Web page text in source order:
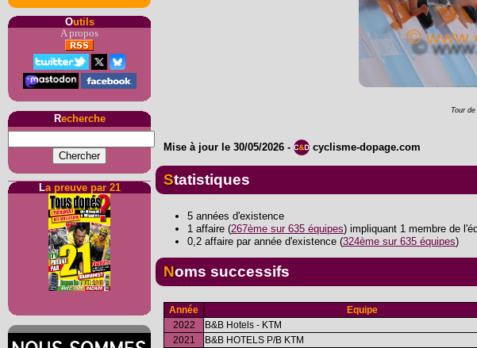
Outils
A propos
Recherche
La preuve par 21
Tour
Mise à jour le 30/05/2026 - cyclisme-dopage.com
Statistiques
5 années d'existence
1 affaire (267ème sur 635 équipes) impliquant 1 membre de
0,2 affaire par année d'existence (324ème sur 635 équipes)
Noms successifs
Année Equipe
2022
B&B Hotels - KTM
2021
B&B HOTELS P/B KTM